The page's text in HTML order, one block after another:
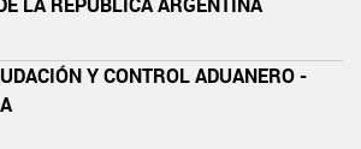
Y CONTROL ADUANERO -